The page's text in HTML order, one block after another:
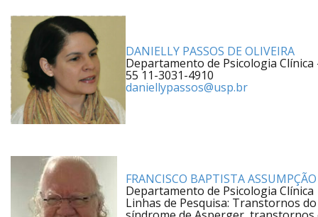
DANIELLY PASSOS DE OLIVEIRA
Departamento de Psicologia Clínica
55 11-3031-4910
daniellypassos@usp.br
FRANCISCO BAPTISTA
Departamento de Psicologia Clínica
Linhas de Pesquisa: Transtornos